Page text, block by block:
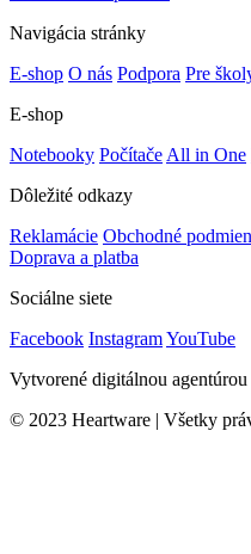
Navigácia stránky
E-shop O nás Podpora Pre
E-shop
Notebooky Počítače All in One
Dôležité odkazy
Reklamácie Obchodné
Doprava a platba
Sociálne siete
Facebook InstagramYouTube
Vytvorené digitálnou agentúrou
© 2023 Heartware | Všetky